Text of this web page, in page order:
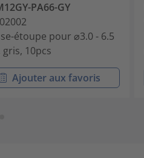
PA66-GY
étoupe pour ⌀3.0 - 6.5
gris, 10pcs
Ajouter aux favoris